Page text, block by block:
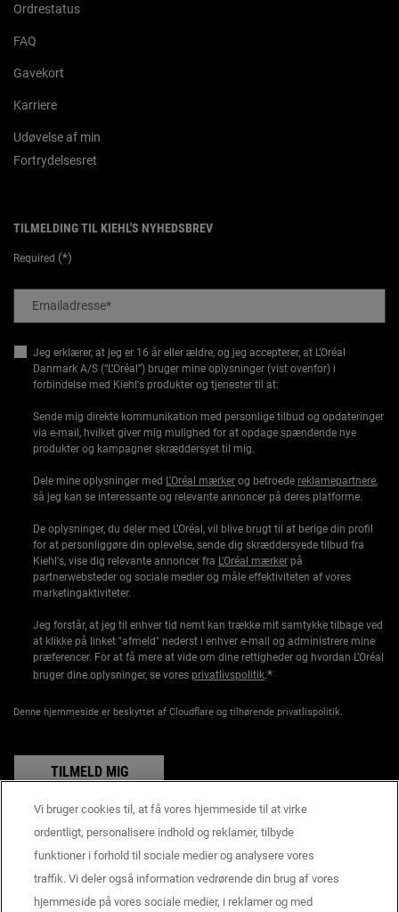
Ordrestatus
FAQ
Gavekort
Karriere
Udøvelse af min
Fortrydelsesret
TILMELDING TIL KIEHL'S NYHEDSBREV
Required (*)
Emailadresse*
Jeg erklærer, at jeg er 16 år eller ældre, og jeg accepterer, at L’Oréal
Danmark A/S (“L’Oréal”) bruger mine oplysninger (vist ovenfor) i
forbindelse med Kiehl's produkter og tjenester til at:
Sende mig direkte kommunikation med personlige tilbud og opdateringer
via e-mail, hvilket giver mig mulighed for at opdage spændende nye
produkter og kampagner skræddersyet til mig.
Dele mine oplysninger med L'Oréal mærker og betroede reklamepartnere,
så jeg kan se interessante og relevante annoncer på deres platforme.
De oplysninger, du deler med L’Oréal, vil blive brugt til at berige din profil
for at personliggøre din oplevelse, sende dig skræddersyede tilbud fra
Kiehl's, vise dig relevante annoncer fra L'Oréal mærker på
partnerwebsteder og sociale medier og måle effektiviteten af vores
marketingaktiviteter.
Jeg forstår, at jeg til enhver tid nemt kan trække mit samtykke tilbage ved
at klikke på linket "afmeld" nederst i enhver e-mail og administrere mine
præferencer. For at få mere at vide om dine rettigheder og hvordan L’Oréal
bruger dine oplysninger, se vores privatlivspolitik.*
Denne hjemmeside er beskyttet af Cloudflare og tilhørende privatlispolitik.
TILMELD MIG
Producentoplysninger
KIEHL'S
14, rue Royale - 75008 Paris France
Vi bruger cookies til, at få vores hjemmeside til at virke
ordentligt, personalisere indhold og reklamer, tilbyde
funktioner i forhold til sociale medier og analysere vores
traffik. Vi deler også information vedrørende din brug af vores
hjemmeside på vores sociale medier, i reklamer og med